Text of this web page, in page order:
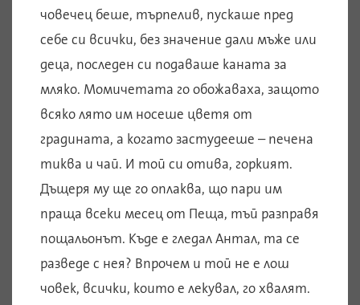
човечец беше, търпелив, пускаше пред
себе си всички, без значение дали мъже или
деца, последен си подаваше каната за
мляко. Момичетата го обожаваха, защото
всяко лято им носеше цветя от
градината, а когато застудееше – печена
тиква и чай. И той си отива, горкият.
Дъщеря му ще го оплаква, що пари им
праща всеки месец от Пеща, тъй разправя
пощальонът. Къде е гледал Антал, та се
разведе с нея? Впрочем и той не е лош
човек, всички, които е лекувал, го хвалят.